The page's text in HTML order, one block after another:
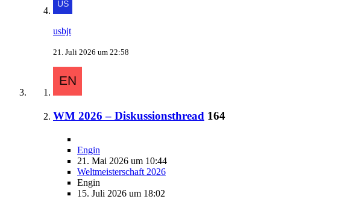
usbjt
21. Juli 2026 um 22:58
WM 2026 – Diskussionsthread 164
Engin
21. Mai 2026 um 10:44
Weltmeisterschaft 2026
Engin
15. Juli 2026 um 18:02